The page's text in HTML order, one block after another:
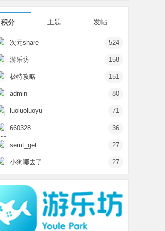
积分 主题 发帖
524
次元share
158
游乐坊
151
极特攻略
80
admin
71
luoluoluoyu
36
660328
27
semt_get
27
小狗哪去了